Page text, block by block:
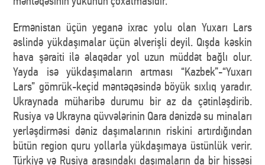
Ermənistan üçün yeganə ixrac yolu olan Yuxarı Lars
əslində yükdaşımalar üçün əlverişli deyil. Qışda kəskin
hava şəraiti ilə əlaqədar yol uzun müddət bağlı olur.
Yayda isə yükdaşımaların artması “Kazbek”-“Yuxarı
Lars” gömrük-keçid məntəqəsində böyük sıxlıq yaradır.
Ukraynada müharibə durumu bir az da çətinləşdirib.
Rusiya və Ukrayna qüvvələrinin Qara dənizdə su minaları
yerləşdirməsi dəniz daşımalarının riskini artırdığından
bütün region quru yollarla yükdaşımaya üstünlük verir.
Türkiyə və Rusiya arasındakı daşımaların da bir hissəsi